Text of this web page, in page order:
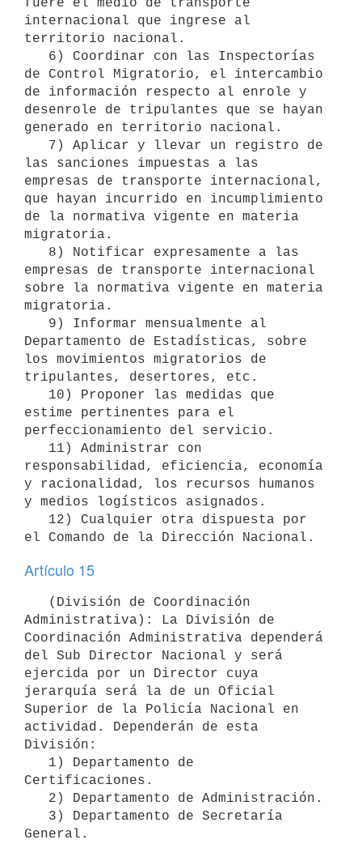
internacional que ingrese al
territorio nacional.
de Control Migratorio, el intercambio
de información respecto al enrole y
desenrole de tripulantes que se hayan
generado en territorio nacional.
las sanciones impuestas a las
empresas de transporte internacional,
que hayan incurrido en incumplimiento
de la normativa vigente en materia
migratoria.
empresas de transporte internacional
sobre la normativa vigente en materia
migratoria.
Departamento de Estadísticas, sobre
los movimientos migratorios de
tripulantes, desertores, etc.
estime pertinentes para el
perfeccionamiento del servicio.
responsabilidad, eficiencia, economía
y racionalidad, los recursos humanos
y medios logísticos asignados.
Artículo 15
Administrativa): La División de
Coordinación Administrativa dependerá
del Sub Director Nacional y será
ejercida por un Director cuya
jerarquía será la de un Oficial
Superior de la Policía Nacional en
actividad. Dependerán de esta
División:
Certificaciones.
General.